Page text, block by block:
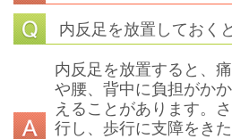
内反足を放置しておく
内反足を放置すると、
や腰、背中に負担がか
えることがあります。
行し、歩行に支障をき